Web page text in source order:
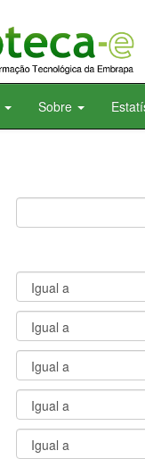
Sobre